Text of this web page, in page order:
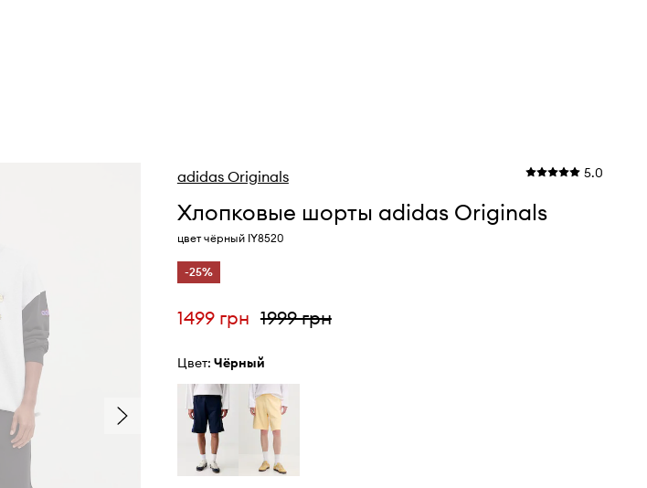
adidas Originals 5.0
Хлопковые шорты adidas Originals
цвет чёрный IY8520
-25%
1499 грн 1999 грн
Цвет: чёрный